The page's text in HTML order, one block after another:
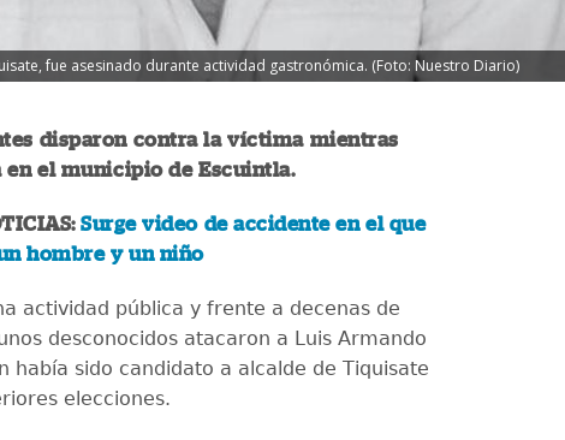
fue asesinado durante actividad gastronómica. (Foto: Nuestro Diario)
disparon contra la víctima mientras
en el municipio de Escuintla.
Surge video de accidente en el que
hombre y un niño
actividad pública y frente a decenas de
desconocidos atacaron a Luis Armando
había sido candidato a alcalde de Tiquisate
elecciones.